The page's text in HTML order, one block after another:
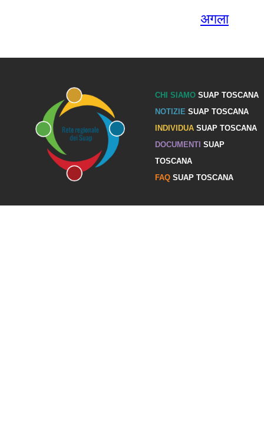
अगला
CHI SIAMOSUAP TOSCANA
NOTIZIE SUAP TOSCANA
INDIVIDUASUAP TOSCANA
DOCUMENTI SUAP
TOSCANA
FAQSUAP TOSCANA